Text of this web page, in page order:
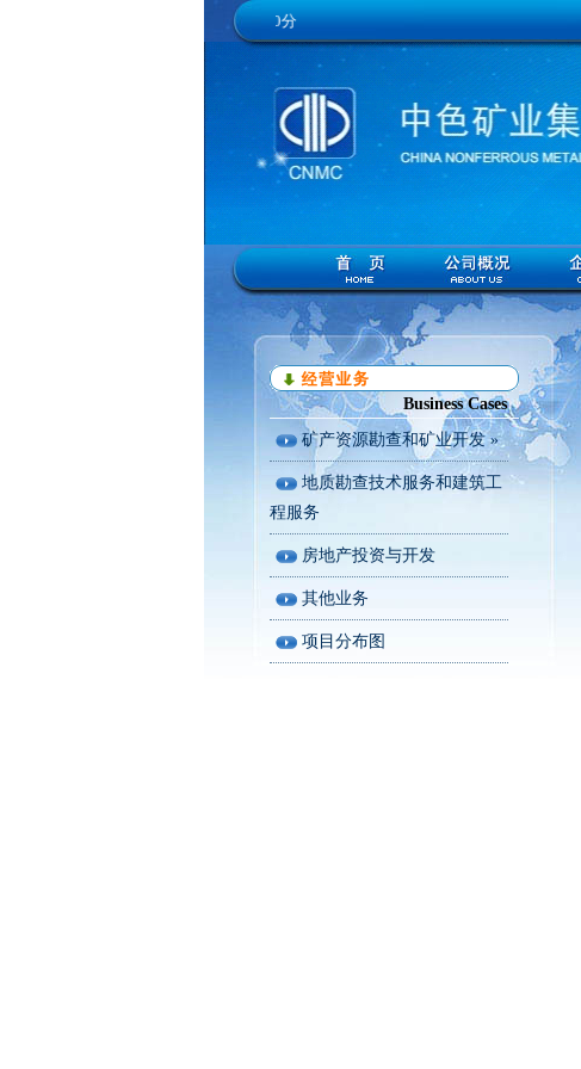
2026年08月08日15点50分
Business Cases
矿产资源勘查和矿业开发 »
地质勘查技术服务和建筑工
程服务
房地产投资与开发
其他业务
项目分布图